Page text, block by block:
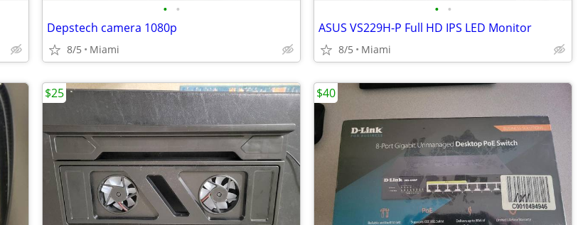
• •
Depstech camera 1080p
8/5 Miami
• •
ASUS VS229H-P Full HD IPS LED Monitor
8/5 Miami
$25 $40